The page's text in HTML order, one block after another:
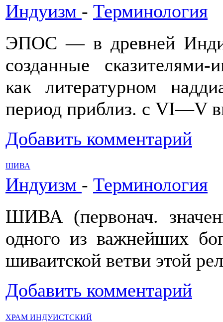
Индуизм - Терминология
ЭПОС — в древней
созданные
как литературном
период приблиз. с VI—V
Добавить комментарий
ШИВА
Индуизм - Терминология
ШИВА (первонач.
одного из важнейших
шиваитской ветви этой
Добавить комментарий
ХРАМ ИНДУИСТСКИЙ